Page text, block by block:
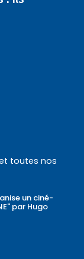
toutes nos
un ciné-
par Hugo